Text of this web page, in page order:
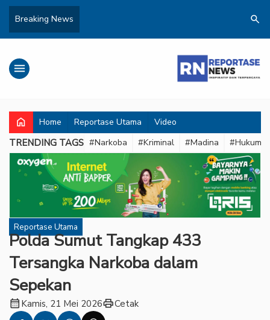
Breaking News search
menu
home Home Reportase Utama Video
TRENDING TAGS #Narkoba #Kriminal #Madina #Hukum
Reportase Utama
Polda Sumut Tangkap 433
Tersangka Narkoba dalam
Sepekan
calendar_month Kamis, 21 Mei 2026printCetak